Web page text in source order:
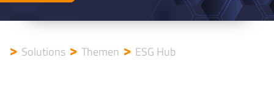
> Solutions > Themen > ESG Hub